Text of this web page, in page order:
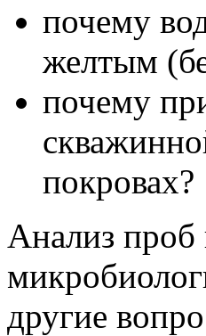
почему
желтым
почему
покровах?
Анализ
другие